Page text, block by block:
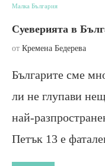
Малка България
Суеверията в
от Кремена Бедерева
Българите сме
ли не глупави
най-
Петък 13 е